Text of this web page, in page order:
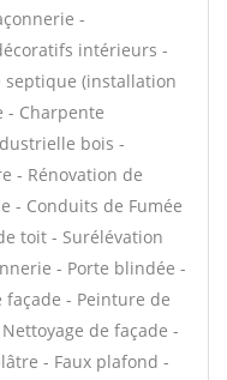
-
intérieurs -
septique (installation
- Charpente
bois -
- Rénovation de
- Conduits de Fumée
toit - Surélévation
- Porte blindée -
façade - Peinture de
de façade -
- Faux plafond -